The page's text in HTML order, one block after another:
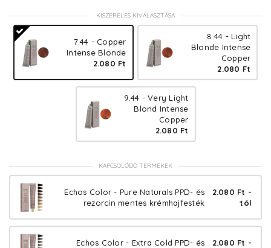
KISZERELÉS KIVÁLASZTÁSA
7.44 - Copper
Intense Blonde
2.080 Ft
8.44 - Light
Blonde Intense
Copper
2.080 Ft
9.44 - Very Light
Blond Intense
Copper
2.080 Ft
KAPCSOLÓDÓ TERMÉKEK
Echos Color - Pure Naturals PPD- és
rezorcin mentes krémhajfesték
2.080 Ft -
tól
Echos Color - Extra Cold PPD- és
2.080 Ft -